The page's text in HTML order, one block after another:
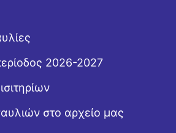
2026-2027
στο αρχείο μας